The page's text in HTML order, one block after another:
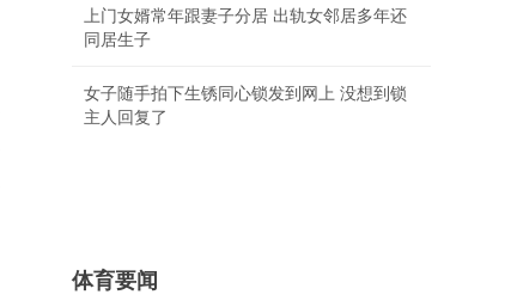
上门女婿常年跟妻子分居 出轨女邻居多年还
同居生子
女子随手拍下生锈同心锁发到网上 没想到锁
主人回复了
体育要闻